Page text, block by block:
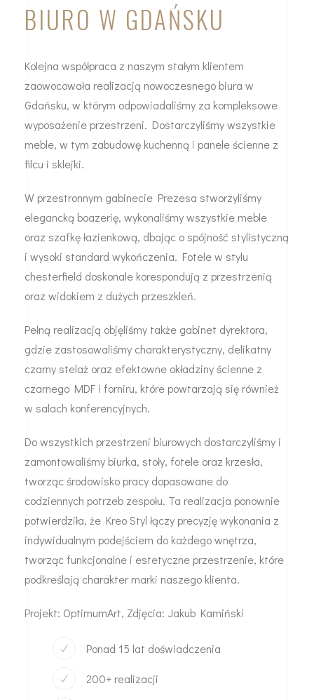
BIURO W GDAŃSKU
Kolejna współpraca z naszym stałym klientem
zaowocowała realizacją nowoczesnego biura w
Gdańsku, w którym odpowiadaliśmy za kompleksowe
wyposażenie przestrzeni. Dostarczyliśmy wszystkie
meble, w tym zabudowę kuchenną i panele ścienne z
filcu i sklejki.
W przestronnym gabinecie Prezesa stworzyliśmy
elegancką boazerię, wykonaliśmy wszystkie meble
oraz szafkę łazienkową, dbając o spójność stylistyczną
i wysoki standard wykończenia. Fotele w stylu
chesterfield doskonale korespondują z przestrzenią
oraz widokiem z dużych przeszkleń.
Pełną realizacją objęliśmy także gabinet dyrektora,
gdzie zastosowaliśmy charakterystyczny, delikatny
czarny stelaż oraz efektowne okładziny ścienne z
czarnego MDF i forniru, które powtarzają się również
w salach konferencyjnych.
Do wszystkich przestrzeni biurowych dostarczyliśmy i
zamontowaliśmy biurka, stoły, fotele oraz krzesła,
tworząc środowisko pracy dopasowane do
codziennych potrzeb zespołu. Ta realizacja ponownie
potwierdziła, że Kreo Styl łączy precyzję wykonania z
indywidualnym podejściem do każdego wnętrza,
tworząc funkcjonalne i estetyczne przestrzenie, które
podkreślają charakter marki naszego klienta.
Projekt: OptimumArt, Zdjęcia: Jakub Kamiński
Ponad 15 lat doświadczenia
200+ realizacji